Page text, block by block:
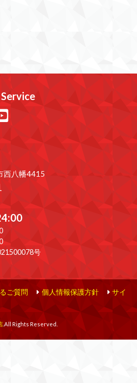
西八幡4415
号
ご質問 個人情報保護方針
サイ
.All Rights Reserved.